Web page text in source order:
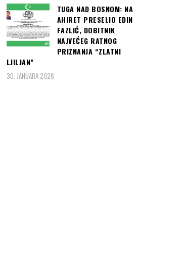
TUGA NAD BOSNOM: NA
AHIRET PRESELIO EDIN
FAZLIĆ, DOBITNIK
NAJVEĆEG RATNOG
PRIZNANJA “ZLATNI
LJILJAN”
30. JANUARA 2026